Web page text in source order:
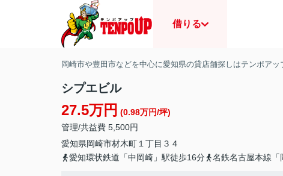
借りる
岡崎市や豊田市などを中心に愛知県の貸店舗探しはテンポアッ
シプエビル
27.5万円 (0.98万円/坪)
管理/共益費 5,500円
愛知県岡崎市材木町 １丁目３４
愛知環状鉄道「中岡崎」駅徒歩16分
名鉄名古屋本線